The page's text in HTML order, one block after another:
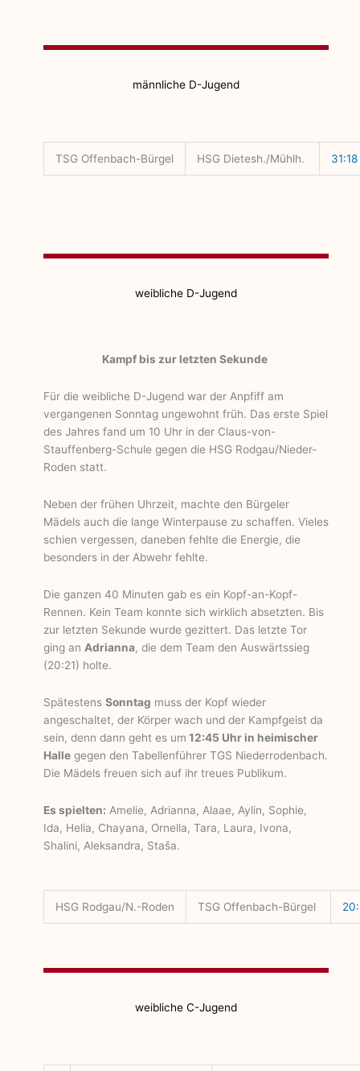
männliche D-Jugend
TSG Offenbach-Bürgel HSG Dietesh./Mühlh. 31:18
weibliche D-Jugend
Kampf bis zur letzten Sekunde
Für die weibliche D-Jugend war der Anpfiff am
vergangenen Sonntag ungewohnt früh. Das erste Spiel
des Jahres fand um 10 Uhr in der Claus-von-
Stauffenberg-Schule gegen die HSG Rodgau/Nieder-
Roden statt.
Neben der frühen Uhrzeit, machte den Bürgeler
Mädels auch die lange Winterpause zu schaffen. Vieles
schien vergessen, daneben fehlte die Energie, die
besonders in der Abwehr fehlte.
Die ganzen 40 Minuten gab es ein Kopf-an-Kopf-
Rennen. Kein Team konnte sich wirklich absetzten. Bis
zur letzten Sekunde wurde gezittert. Das letzte Tor
ging an Adrianna, die dem Team den Auswärtssieg
(20:21) holte.
Spätestens Sonntag muss der Kopf wieder
angeschaltet, der Körper wach und der Kampfgeist da
sein, denn dann geht es um 12:45 Uhr in heimischer
Hallegegen den Tabellenführer TGS Niederrodenbach.
Die Mädels freuen sich auf ihr treues Publikum.
Es spielten: Amelie, Adrianna, Alaae, Aylin, Sophie,
Ida, Helia, Chayana, Ornella, Tara, Laura, Ivona,
Shalini, Aleksandra, Staša.
HSG Rodgau/N.-Roden TSG Offenbach-Bürgel
weibliche C-Jugend